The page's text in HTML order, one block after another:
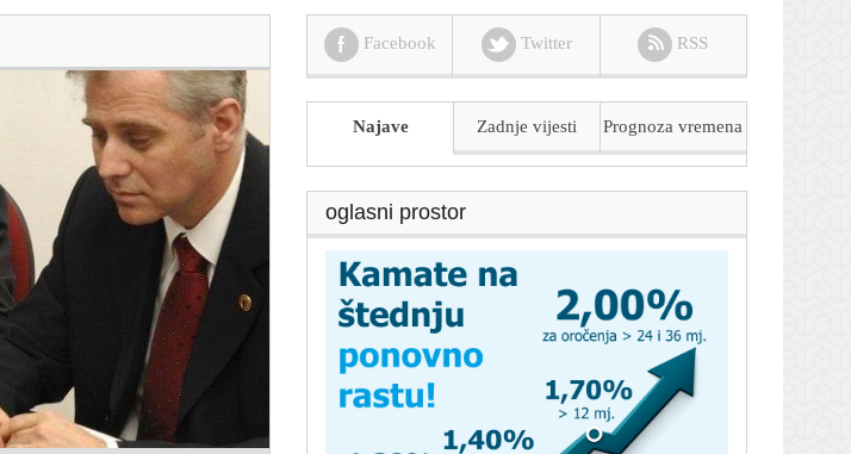
Facebook Twitter RSS
Najave Zadnje vijesti Prognoza vremena
oglasni prostor